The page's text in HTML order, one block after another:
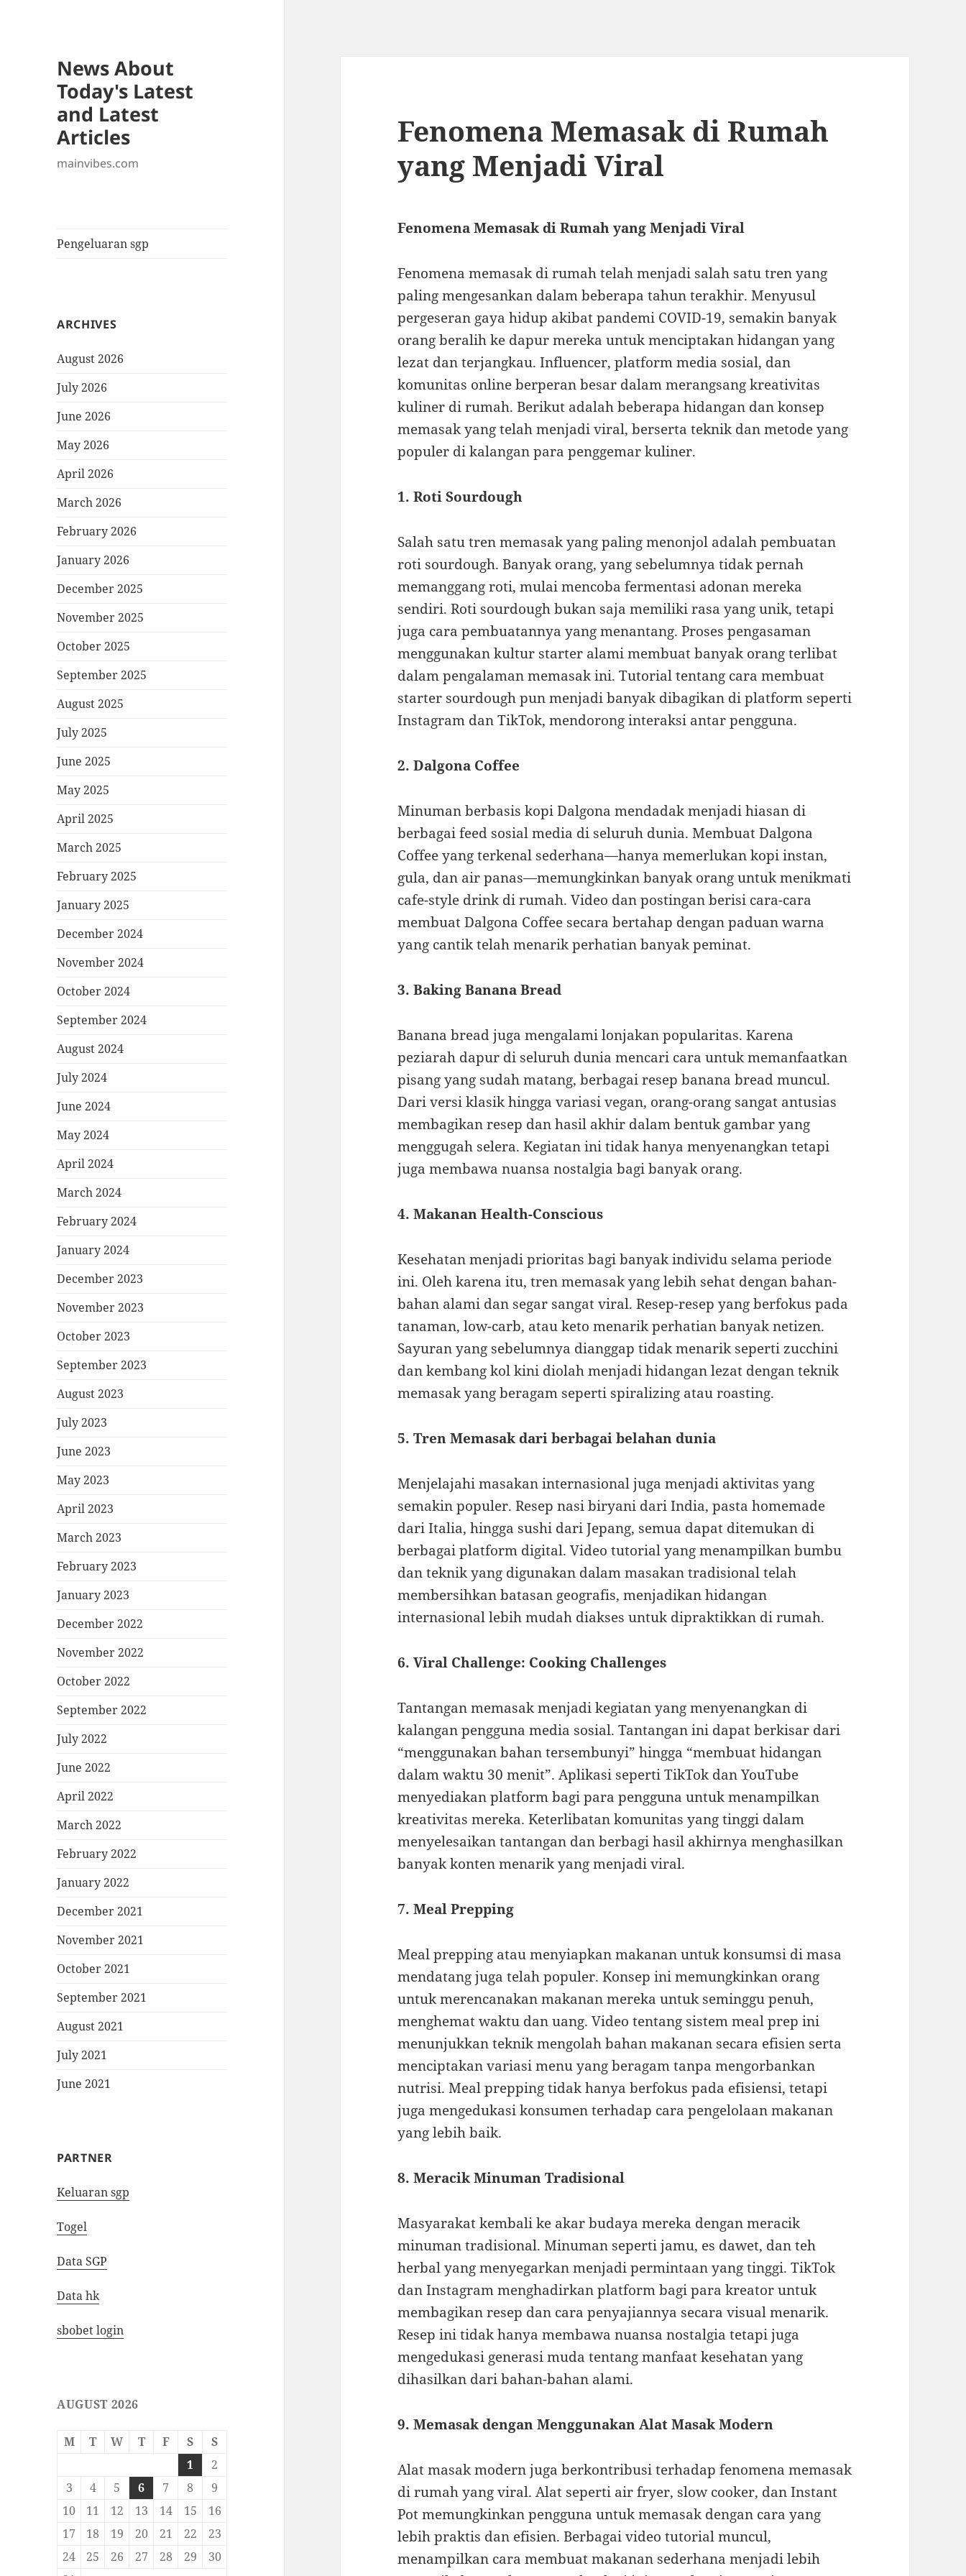
News About
Today's Latest
and Latest
Articles
mainvibes.com
Pengeluaran sgp
ARCHIVES
August 2026
July 2026
June 2026
May 2026
April 2026
March 2026
February 2026
January 2026
December 2025
November 2025
October 2025
September 2025
August 2025
July 2025
June 2025
May 2025
April 2025
March 2025
February 2025
January 2025
December 2024
November 2024
October 2024
September 2024
August 2024
July 2024
June 2024
May 2024
April 2024
March 2024
February 2024
January 2024
December 2023
November 2023
October 2023
September 2023
August 2023
July 2023
June 2023
May 2023
April 2023
March 2023
February 2023
January 2023
December 2022
November 2022
October 2022
September 2022
July 2022
June 2022
April 2022
March 2022
February 2022
January 2022
December 2021
November 2021
October 2021
September 2021
August 2021
July 2021
June 2021
PARTNER
Keluaran sgp
Togel
Data SGP
Data hk
sbobet login
AUGUST 2026
M T W T F S
S
1
2
3
4 5 6 7 8
9
10
11 12 13 14 15
16
17
18 19 20 21 22
23
24
25 26 27 28 29
30
Fenomena Memasak di Rumah
yang Menjadi Viral
Fenomena Memasak di Rumah yang Menjadi Viral
Fenomena memasak di rumah telah menjadi salah satu tren yang
paling mengesankan dalam beberapa tahun terakhir. Menyusul
pergeseran gaya hidup akibat pandemi COVID-19, semakin banyak
orang beralih ke dapur mereka untuk menciptakan hidangan yang
lezat dan terjangkau. Influencer, platform media sosial, dan
komunitas online berperan besar dalam merangsang kreativitas
kuliner di rumah. Berikut adalah beberapa hidangan dan konsep
memasak yang telah menjadi viral, berserta teknik dan metode yang
populer di kalangan para penggemar kuliner.
1. Roti Sourdough
Salah satu tren memasak yang paling menonjol adalah pembuatan
roti sourdough. Banyak orang, yang sebelumnya tidak pernah
memanggang roti, mulai mencoba fermentasi adonan mereka
sendiri. Roti sourdough bukan saja memiliki rasa yang unik, tetapi
juga cara pembuatannya yang menantang. Proses pengasaman
menggunakan kultur starter alami membuat banyak orang terlibat
dalam pengalaman memasak ini. Tutorial tentang cara membuat
starter sourdough pun menjadi banyak dibagikan di platform seperti
Instagram dan TikTok, mendorong interaksi antar pengguna.
2. Dalgona Coffee
Minuman berbasis kopi Dalgona mendadak menjadi hiasan di
berbagai feed sosial media di seluruh dunia. Membuat Dalgona
Coffee yang terkenal sederhana—hanya memerlukan kopi instan,
gula, dan air panas—memungkinkan banyak orang untuk menikmati
cafe-style drink di rumah. Video dan postingan berisi cara-cara
membuat Dalgona Coffee secara bertahap dengan paduan warna
yang cantik telah menarik perhatian banyak peminat.
3. Baking Banana Bread
Banana bread juga mengalami lonjakan popularitas. Karena
peziarah dapur di seluruh dunia mencari cara untuk memanfaatkan
pisang yang sudah matang, berbagai resep banana bread muncul.
Dari versi klasik hingga variasi vegan, orang-orang sangat antusias
membagikan resep dan hasil akhir dalam bentuk gambar yang
menggugah selera. Kegiatan ini tidak hanya menyenangkan tetapi
juga membawa nuansa nostalgia bagi banyak orang.
4. Makanan Health-Conscious
Kesehatan menjadi prioritas bagi banyak individu selama periode
ini. Oleh karena itu, tren memasak yang lebih sehat dengan bahan-
bahan alami dan segar sangat viral. Resep-resep yang berfokus pada
tanaman, low-carb, atau keto menarik perhatian banyak netizen.
Sayuran yang sebelumnya dianggap tidak menarik seperti zucchini
dan kembang kol kini diolah menjadi hidangan lezat dengan teknik
memasak yang beragam seperti spiralizing atau roasting.
5. Tren Memasak dari berbagai belahan dunia
Menjelajahi masakan internasional juga menjadi aktivitas yang
semakin populer. Resep nasi biryani dari India, pasta homemade
dari Italia, hingga sushi dari Jepang, semua dapat ditemukan di
berbagai platform digital. Video tutorial yang menampilkan bumbu
dan teknik yang digunakan dalam masakan tradisional telah
membersihkan batasan geografis, menjadikan hidangan
internasional lebih mudah diakses untuk dipraktikkan di rumah.
6. Viral Challenge: Cooking Challenges
Tantangan memasak menjadi kegiatan yang menyenangkan di
kalangan pengguna media sosial. Tantangan ini dapat berkisar dari
“menggunakan bahan tersembunyi” hingga “membuat hidangan
dalam waktu 30 menit”. Aplikasi seperti TikTok dan YouTube
menyediakan platform bagi para pengguna untuk menampilkan
kreativitas mereka. Keterlibatan komunitas yang tinggi dalam
menyelesaikan tantangan dan berbagi hasil akhirnya menghasilkan
banyak konten menarik yang menjadi viral.
7. Meal Prepping
Meal prepping atau menyiapkan makanan untuk konsumsi di masa
mendatang juga telah populer. Konsep ini memungkinkan orang
untuk merencanakan makanan mereka untuk seminggu penuh,
menghemat waktu dan uang. Video tentang sistem meal prep ini
menunjukkan teknik mengolah bahan makanan secara efisien serta
menciptakan variasi menu yang beragam tanpa mengorbankan
nutrisi. Meal prepping tidak hanya berfokus pada efisiensi, tetapi
juga mengedukasi konsumen terhadap cara pengelolaan makanan
yang lebih baik.
8. Meracik Minuman Tradisional
Masyarakat kembali ke akar budaya mereka dengan meracik
minuman tradisional. Minuman seperti jamu, es dawet, dan teh
herbal yang menyegarkan menjadi permintaan yang tinggi. TikTok
dan Instagram menghadirkan platform bagi para kreator untuk
membagikan resep dan cara penyajiannya secara visual menarik.
Resep ini tidak hanya membawa nuansa nostalgia tetapi juga
mengedukasi generasi muda tentang manfaat kesehatan yang
dihasilkan dari bahan-bahan alami.
9. Memasak dengan Menggunakan Alat Masak Modern
Alat masak modern juga berkontribusi terhadap fenomena memasak
di rumah yang viral. Alat seperti air fryer, slow cooker, dan Instant
Pot memungkinkan pengguna untuk memasak dengan cara yang
lebih praktis dan efisien. Berbagai video tutorial muncul,
menampilkan cara membuat makanan sederhana menjadi lebih